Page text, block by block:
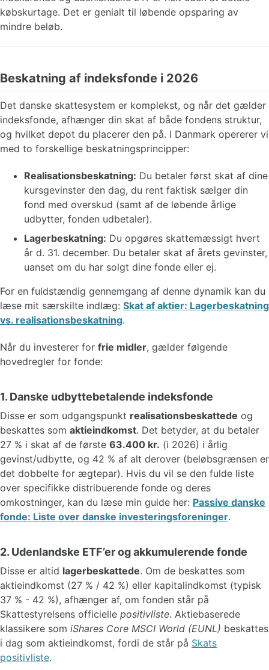
købskurtage. Det er genialt til løbende opsparing av
mindre beløb.
Beskatning af indeksfonde i 2026
Det danske skattesystem er komplekst, og når det gælder
indeksfonde, afhænger din skat af både fondens struktur,
og hvilket depot du placerer den på. I Danmark opererer vi
med to forskellige beskatningsprincipper:
Realisationsbeskatning: Du betaler først skat af dine
kursgevinster den dag, du rent faktisk sælger din
fond med overskud (samt af de løbende årlige
udbytter, fonden udbetaler).
Lagerbeskatning: Du opgøres skattemæssigt hvert
år d. 31. december. Du betaler skat af årets gevinster,
uanset om du har solgt dine fonde eller ej.
For en fuldstændig gennemgang af denne dynamik kan du
læse mit særskilte indlæg: Skat af aktier: Lagerbeskatning
vs. realisationsbeskatning.
Når du investerer for frie midler, gælder følgende
hovedregler for fonde:
1. Danske udbyttebetalende indeksfonde
Disse er som udgangspunkt realisationsbeskattede og
beskattes som aktieindkomst. Det betyder, at du betaler
27 % i skat af de første 63.400 kr. (i 2026) i årlig
gevinst/udbytte, og 42 % af alt derover (beløbsgrænsen er
det dobbelte for ægtepar). Hvis du vil se den fulde liste
over specifikke distribuerende fonde og deres
omkostninger, kan du læse min guide her: Passive danske
fonde: Liste over danske investeringsforeninger.
2. Udenlandske ETF’er og akkumulerende fonde
Disse er altid lagerbeskattede. Om de beskattes som
aktieindkomst (27 % / 42 %) eller kapitalindkomst (typisk
37 % - 42 %), afhænger af, om fonden står på
Skattestyrelsens officielle positivliste. Aktiebaserede
klassikere som iShares Core MSCI World (EUNL) beskattes
i dag som aktieindkomst, fordi de står på Skats
positivliste.